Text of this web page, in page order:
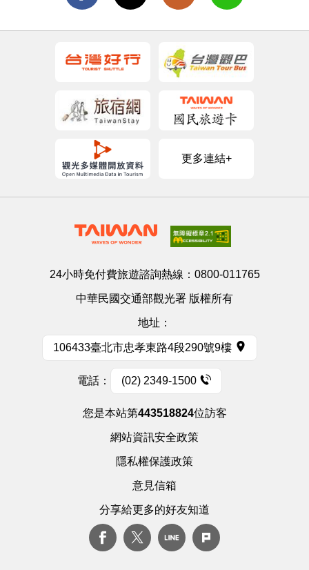
更多連結+
24小時免付費旅遊諮詢熱線： 0800-011765
中華民國交通部觀光署 版權所有
地址：
106433臺北市忠孝東路4段290號9樓
電話： (02) 2349-1500
您是本站第443518824位訪客
網站資訊安全政策
隱私權保護政策
意見信箱
分享給更多的好友知道